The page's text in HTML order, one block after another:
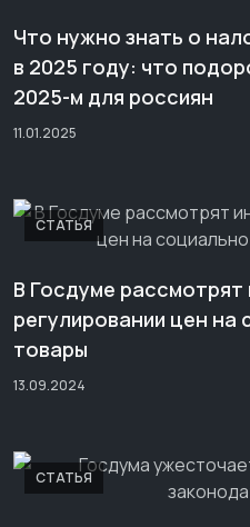
Что нужно знать о
в 2025 году: что
2025-м для россиян
11.01.2025
СТАТЬЯ
В Госдуме рассмотрят
регулировании цен на
товары
13.09.2024
СТАТЬЯ